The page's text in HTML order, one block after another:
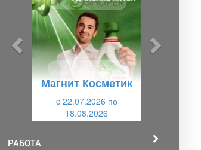
Магнит Косметик
c 22.07.2026 по
18.08.2026
РАБОТА